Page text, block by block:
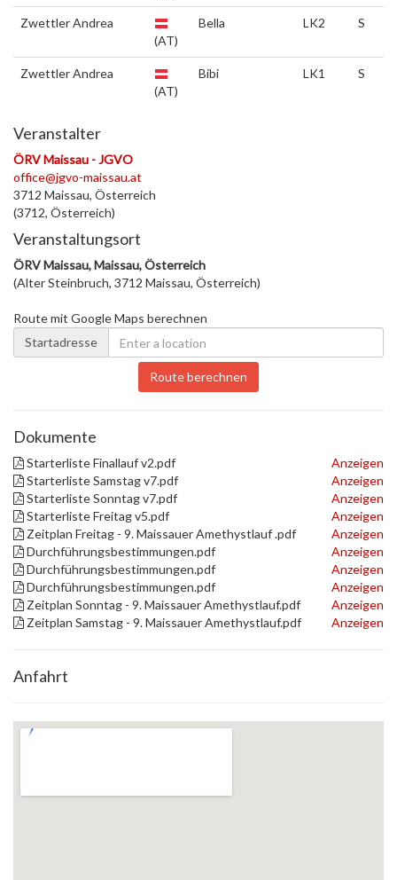
Zwettler Andrea
(AT)
Bella LK2 S
Zwettler Andrea
(AT)
Bibi LK1 S
Veranstalter
ÖRV Maissau - JGVO
office@jgvo-maissau.at
3712 Maissau, Österreich
(3712, Österreich)
Veranstaltungsort
ÖRV Maissau, Maissau, Österreich
(Alter Steinbruch, 3712 Maissau, Österreich)
Route mit Google Maps berechnen
Startadresse
Route berechnen
Dokumente
Starterliste Finallauf v2.pdf
Anzeigen
Starterliste Samstag v7.pdf
Anzeigen
Starterliste Sonntag v7.pdf
Anzeigen
Starterliste Freitag v5.pdf
Anzeigen
Zeitplan Freitag - 9. Maissauer Amethystlauf .pdf
Anzeigen
Durchführungsbestimmungen.pdf
Anzeigen
Durchführungsbestimmungen.pdf
Anzeigen
Durchführungsbestimmungen.pdf
Anzeigen
Zeitplan Sonntag - 9. Maissauer Amethystlauf.pdf
Anzeigen
Zeitplan Samstag - 9. Maissauer Amethystlauf.pdf
Anzeigen
Anfahrt